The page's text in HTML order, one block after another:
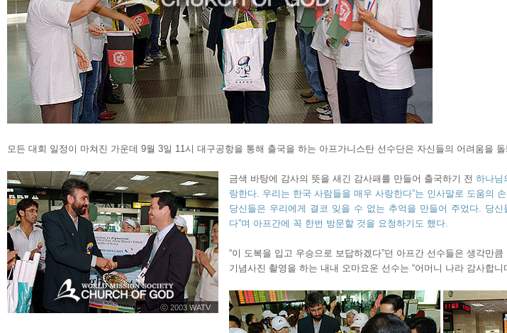
모든 대회 일정이 마쳐진 가운데 9월 3일 11시 대구공항을 통해 출국을 하는 아프가니스탄 선수단은 자신들의 어려움을
ⓒ 2003 WATV
금색 바탕에 감사의 뜻을 새긴 감사패를 만들어 출국하기 전하나님
랑한다. 우리는 한국 사람들을 매우 사랑한다”는 인사말로 도움의
당신들은 우리에게 결코 잊을 수 없는 추억을 만들어 주었다. 당
다”며 아프간에 꼭 한번 방문할 것을 요청하기도 했다.
“이 도복을 입고 우승으로 보답하겠다”던 아프간 선수들은 생각만
기념사진 촬영을 하는 내내 오마요운 선수는 “어머니 나라 감사합